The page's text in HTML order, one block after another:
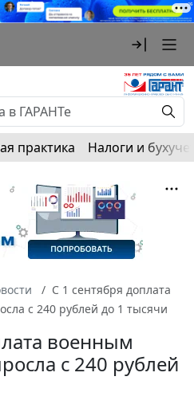
практика Налоги и
С 1 сентября доплата
с 240 рублей до 1 тысячи
военным
с 240 рублей